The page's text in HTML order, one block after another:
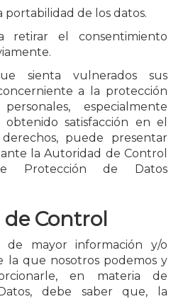
portabilidad de los datos.
retirar el consentimiento
sienta vulnerados sus
a la protección
especialmente
satisfacción en el
puede presentar
la Autoridad de Control
Protección de Datos
Control
de mayor información y/o
la que nosotros podemos y
en materia de
debe saber que, la